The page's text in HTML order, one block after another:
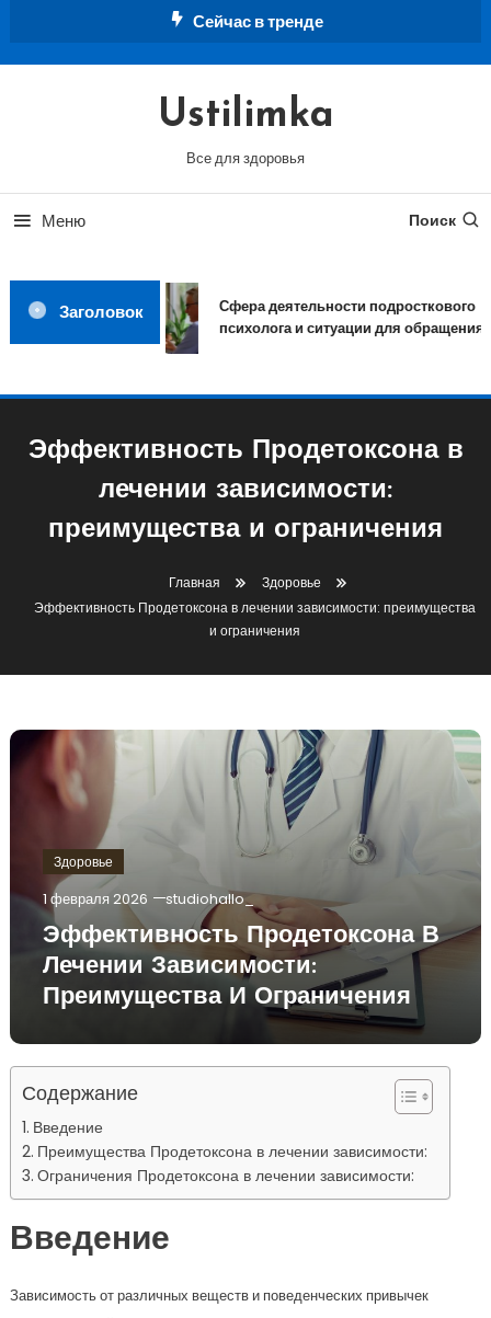
Сейчас в тренде
Ustilimka
Все для здоровья
Меню Поиск
Заголовок
Сфера деятельности подросткового
психолога и ситуации для обращения
Эффективность Продетоксона в
лечении зависимости:
преимущества и ограничения
Главная
Здоровье
Эффективность Продетоксона в лечении зависимости: преимущества
и ограничения
Здоровье
1 февраля 2026 studiohallo_
Эффективность Продетоксона В
Лечении Зависимости:
Преимущества И Ограничения
Содержание
Введение
Преимущества Продетоксона в лечении зависимости:
Ограничения Продетоксона в лечении зависимости:
Введение
Зависимость от различных веществ и поведенческих привычек